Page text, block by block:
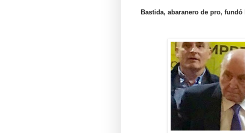
Bastida, abaranero de pro,